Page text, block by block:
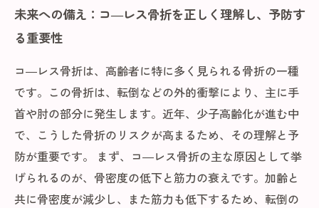
未来への備え：コ―レス骨折を正しく理解し、予防す
る重要性
コ―レス骨折は、高齢者に特に多く見られる骨折の一種
です。この骨折は、転倒などの外的衝撃により、主に手
首や肘の部分に発生します。近年、少子高齢化が進む中
で、こうした骨折のリスクが高まるため、その理解と予
防が重要です。 まず、コ―レス骨折の主な原因として挙
げられるのが、骨密度の低下と筋力の衰えです。加齢と
共に骨密度が減少し、また筋力も低下するため、転倒の